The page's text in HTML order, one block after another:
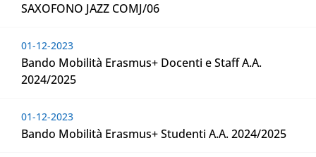
SAXOFONO JAZZ COMJ/06
01-12-2023
Bando Mobilità Erasmus+ Docenti e Staff A.A.
2024/2025
01-12-2023
Bando Mobilità Erasmus+ Studenti A.A. 2024/2025